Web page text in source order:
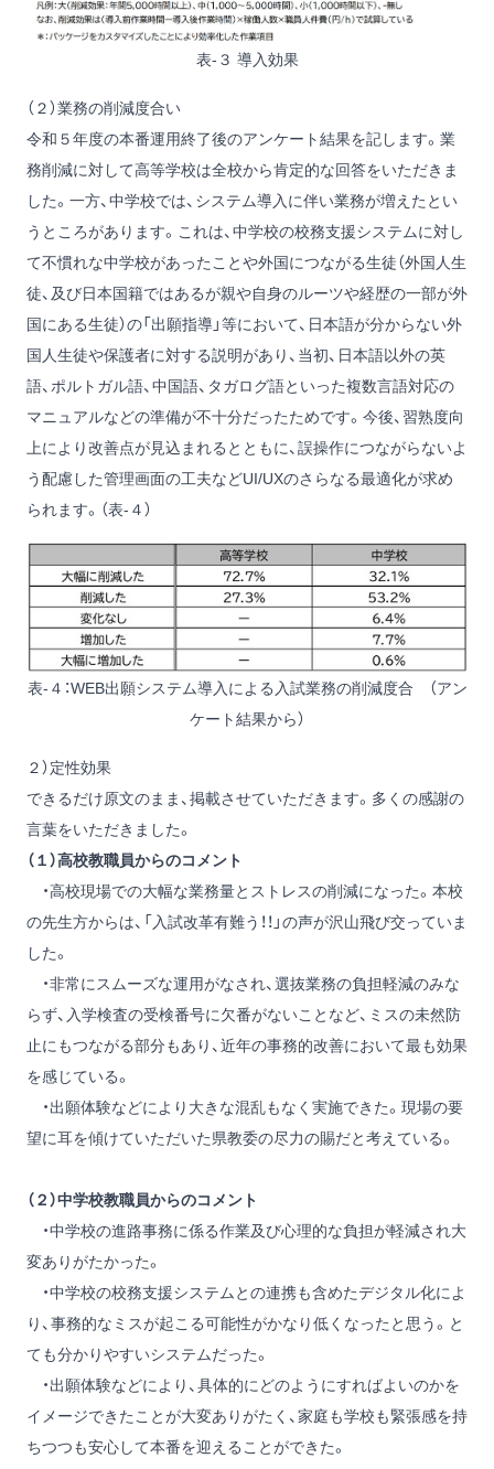
表-３ 導入効果
（２）業務の削減度合い
令和５年度の本番運用終了後のアンケート結果を記します。業
務削減に対して高等学校は全校から肯定的な回答をいただきま
した。一方、中学校では、システム導入に伴い業務が増えたとい
うところがあります。これは、中学校の校務支援システムに対し
て不慣れな中学校があったことや外国につながる生徒（外国人生
徒、及び日本国籍ではあるが親や自身のルーツや経歴の一部が外
国にある生徒）の「出願指導」等において、日本語が分からない外
国人生徒や保護者に対する説明があり、当初、日本語以外の英
語、ポルトガル語、中国語、タガログ語といった複数言語対応の
マニュアルなどの準備が不十分だったためです。今後、習熟度向
上により改善点が見込まれるとともに、誤操作につながらないよ
う配慮した管理画面の工夫などUI/UXのさらなる最適化が求め
られます。（表-４）
表-４：WEB出願システム導入による入試業務の削減度合 （アン
ケート結果から）
２）定性効果
できるだけ原文のまま、掲載させていただきます。多くの感謝の
言葉をいただきました。
（１）高校教職員からのコメント
・高校現場での大幅な業務量とストレスの削減になった。本校
の先生方からは、「入試改革有難う！！」の声が沢山飛び交っていま
した。
・非常にスムーズな運用がなされ、選抜業務の負担軽減のみな
らず、入学検査の受検番号に欠番がないことなど、ミスの未然防
止にもつながる部分もあり、近年の事務的改善において最も効果
を感じている。
・出願体験などにより大きな混乱もなく実施できた。現場の要
望に耳を傾けていただいた県教委の尽力の賜だと考えている。
（２）中学校教職員からのコメント
・中学校の進路事務に係る作業及び心理的な負担が軽減され大
変ありがたかった。
・中学校の校務支援システムとの連携も含めたデジタル化によ
り、事務的なミスが起こる可能性がかなり低くなったと思う。と
ても分かりやすいシステムだった。
・出願体験などにより、具体的にどのようにすればよいのかを
イメージできたことが大変ありがたく、家庭も学校も緊張感を持
ちつつも安心して本番を迎えることができた。